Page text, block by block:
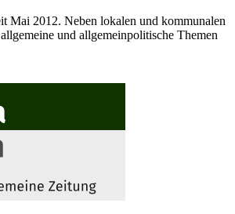
Mai 2012. Neben lokalen und kommunalen
und allgemeinpolitische Themen